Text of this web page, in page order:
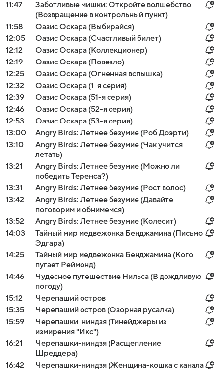
11:47
Заботливые мишки: Откройте волшебство
(Возвращение в контрольный пункт)
11:58
Оазис Оскара (Выбирайся)
12:05
Оазис Оскара (Счастливый билет)
12:12
Оазис Оскара (Коллекционер)
12:19
Оазис Оскара (Повезло)
12:25
Оазис Оскара (Огненная вспышка)
12:32
Оазис Оскара (1-я серия)
12:39
Оазис Оскара (51-я серия)
12:46
Оазис Оскара (52-я серия)
12:53
Оазис Оскара (53-я серия)
13:00
Angry Birds: Летнее безумие (Роб Доэрти)
13:10
Angry Birds: Летнее безумие (Чак учится
летать)
13:21
Angry Birds: Летнее безумие (Можно ли
победить Теренса?)
13:31
Angry Birds: Летнее безумие (Рост волос)
13:42
Angry Birds: Летнее безумие (Давайте
поговорим и обнимемся)
13:52
Angry Birds: Летнее безумие (Колесит)
14:03
Тайный мир медвежонка Бенджамина (Письмо
Эдгара)
14:25
Тайный мир медвежонка Бенджамина (Кого
пугает Реймонд)
14:46
Чудесное путешествие Нильса (В дождливую
погоду)
15:12
Черепаший остров
15:35
Черепаший остров (Озорная русалка)
15:59
Черепашки-ниндзя (Тинейджеры из
измирения "Икс")
16:21
Черепашки-ниндзя (Расщепление
Шреддера)
16:42
Черепашки-ниндзя (Женщина-кошка с канала